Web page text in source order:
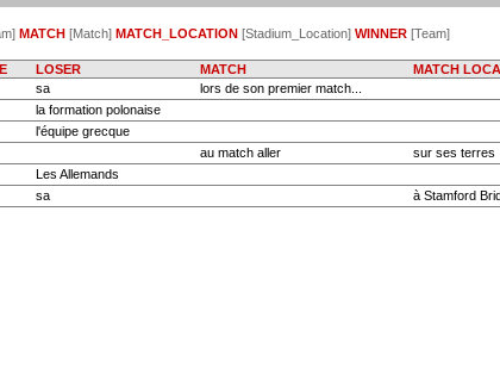
MATCH [Match] MATCH_LOCATION [Stadium_Location] WINNER [Team]
LOSER MATCH MATCH
sa lors de son premier match...
la formation polonaise
l'équipe grecque
au match aller
sur ses terres
Les Allemands
sa à Stamford